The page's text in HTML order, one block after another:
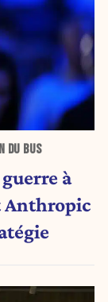
DU BUS
à
Anthropic